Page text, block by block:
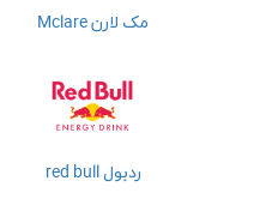
مک لارن Mclare
ردبول red bull